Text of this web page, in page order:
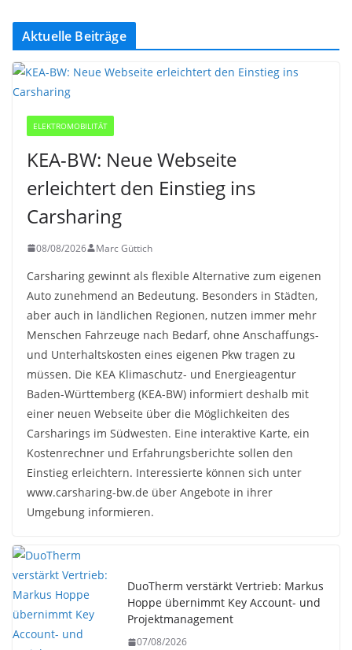
Aktuelle Beiträge
ELEKTROMOBILITÄT
KEA-BW: Neue Webseite
erleichtert den Einstieg ins
Carsharing
08/08/2026 Marc Güttich
Carsharing gewinnt als flexible Alternative zum eigenen
Auto zunehmend an Bedeutung. Besonders in Städten,
aber auch in ländlichen Regionen, nutzen immer mehr
Menschen Fahrzeuge nach Bedarf, ohne Anschaffungs-
und Unterhaltskosten eines eigenen Pkw tragen zu
müssen. Die KEA Klimaschutz- und Energieagentur
Baden-Württemberg (KEA-BW) informiert deshalb mit
einer neuen Webseite über die Möglichkeiten des
Carsharings im Südwesten. Eine interaktive Karte, ein
Kostenrechner und Erfahrungsberichte sollen den
Einstieg erleichtern. Interessierte können sich unter
www.carsharing-bw.de über Angebote in ihrer
Umgebung informieren.
DuoTherm verstärkt Vertrieb: Markus
Hoppe übernimmt Key Account- und
Projektmanagement
07/08/2026